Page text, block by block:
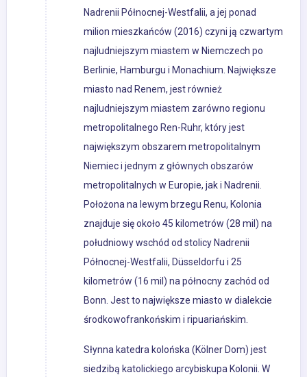
Nadrenii Północnej-Westfalii, a jej ponad
milion mieszkańców (2016) czyni ją czwartym
najludniejszym miastem w Niemczech po
Berlinie, Hamburgu i Monachium. Największe
miasto nad Renem, jest również
najludniejszym miastem zarówno regionu
metropolitalnego Ren-Ruhr, który jest
największym obszarem metropolitalnym
Niemiec i jednym z głównych obszarów
metropolitalnych w Europie, jak i Nadrenii.
Położona na lewym brzegu Renu, Kolonia
znajduje się około 45 kilometrów (28 mil) na
południowy wschód od stolicy Nadrenii
Północnej-Westfalii, Düsseldorfu i 25
kilometrów (16 mil) na północny zachód od
Bonn. Jest to największe miasto w dialekcie
środkowofrankońskim i ripuariańskim.
Słynna katedra kolońska (Kölner Dom) jest
siedzibą katolickiego arcybiskupa Kolonii. W